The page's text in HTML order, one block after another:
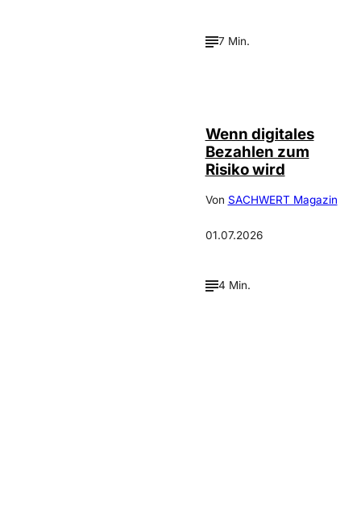
7 Min.
Wenn digitales
Bezahlen zum
Risiko wird
Von SACHWERT Magazin
01.07.2026
4 Min.